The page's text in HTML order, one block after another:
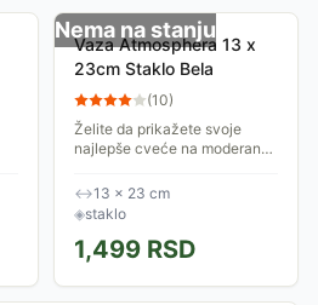
Nema na stanju
Vaza Atmosphera 13 x
23cm Staklo Bela
(10)
Želite da prikažete svoje
najlepše cveće na moderan
od Atmosphera zakrivljene
vaze. Poetski dizajn Ova
kupolasta vaza...
↔13 × 23 cm
◈staklo
1,499 RSD